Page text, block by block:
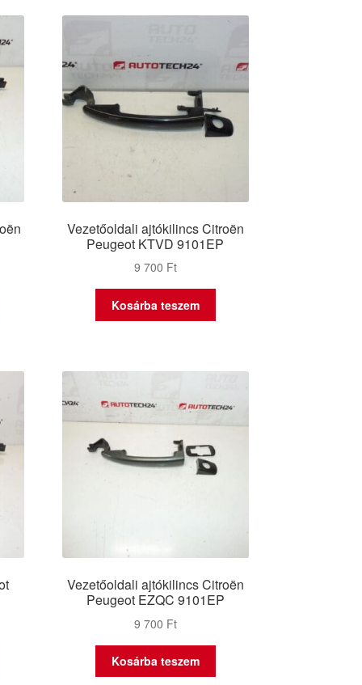
Vezetőoldali ajtókilincs Citroën
Peugeot KTVD 9101EP
9 700 Ft
Kosárba teszem
Vezetőoldali ajtókilincs Citroën
Peugeot EZQC 9101EP
9 700 Ft
Kosárba teszem